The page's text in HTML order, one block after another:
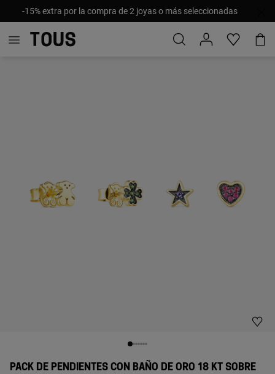
-15% extra por la compra de 2 joyas o más seleccionadas
PACK DE PENDIENTES CON BAÑO DE ORO 18 KT SOBRE